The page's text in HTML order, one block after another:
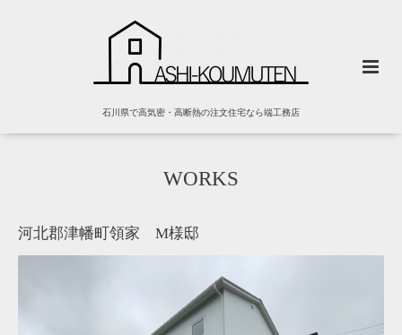
石川県で高気密・高断熱の注文住宅なら端工務店
WORKS
河北郡津幡町領家 M様邸